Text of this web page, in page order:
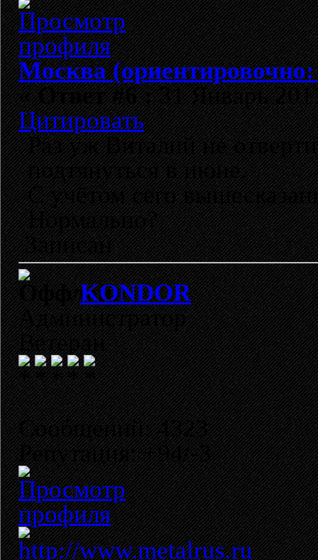
Москва
«Ответ #6 :31 Январь
Цитировать
Раз уж Виталий не
подтянуться в июне.
С учётом сего
Нормально?
Записан
KONDOR
Администратор
Ветеран
Сообщений: 4323
Репутация: +94/-3